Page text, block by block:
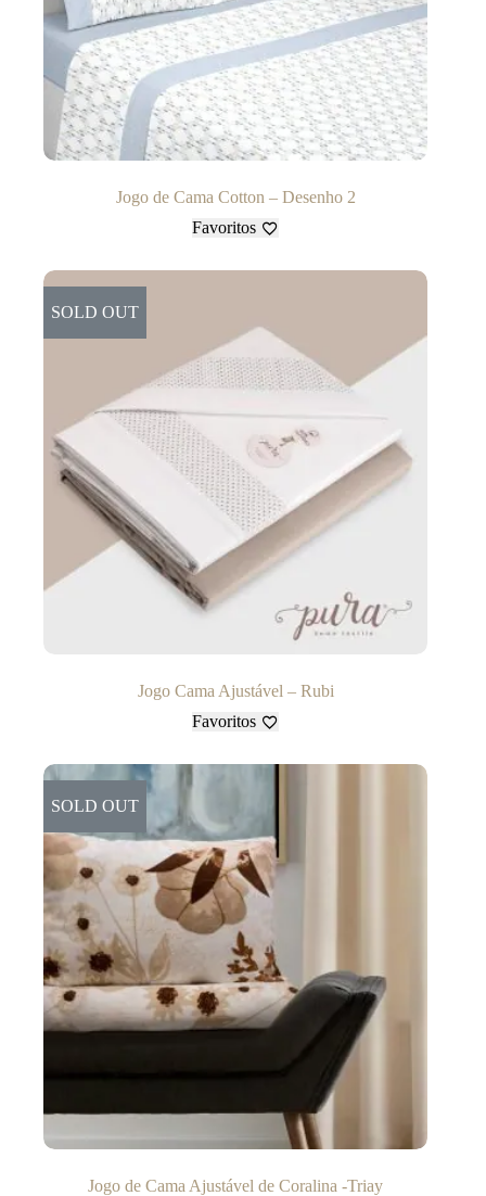
Jogo de Cama Cotton – Desenho 2
Favoritos
SOLD OUT
Jogo Cama Ajustável – Rubi
Favoritos
SOLD OUT
Jogo de Cama Ajustável de Coralina -Triay